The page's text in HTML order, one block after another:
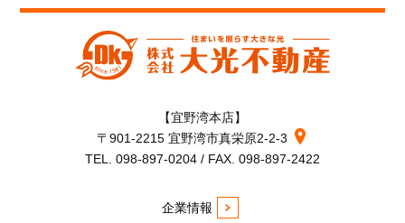
【宜野湾本店】
〒901-2215 宜野湾市真栄原2-2-3
TEL. 098-897-0204 / FAX. 098-897-2422
企業情報